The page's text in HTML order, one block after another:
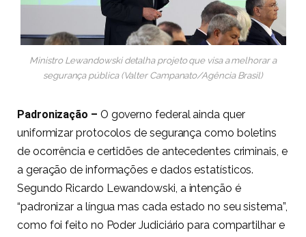
Ministro Lewandowski detalha projeto que visa a melhorar a
segurança pública (Valter Campanato/Agência Brasil)
Padronização – O governo federal ainda quer
uniformizar protocolos de segurança como boletins
de ocorrência e certidões de antecedentes criminais, e
a geração de informações e dados estatísticos.
Segundo Ricardo Lewandowski, a intenção é
“padronizar a língua mas cada estado no seu sistema”,
como foi feito no Poder Judiciário para compartilhar e